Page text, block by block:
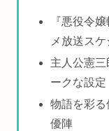
『悪役令
メ放送ス
主人公憲
ークな設定
物語を彩
優陣